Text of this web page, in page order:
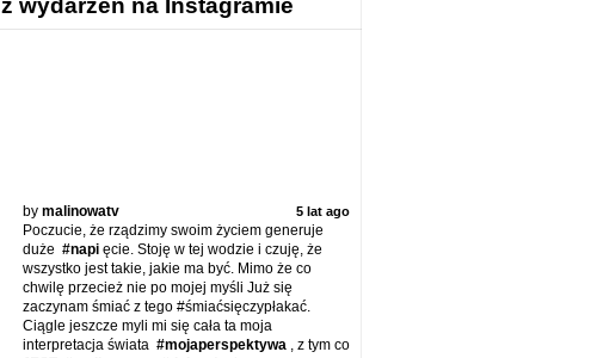
z wydarzeń na Instagramie
by malinowatv 5 lat ago
Poczucie, że rządzimy swoim życiem generuje
duże #napi ęcie. Stoję w tej wodzie i czuję, że
wszystko jest takie, jakie ma być. Mimo że co
chwilę przecież nie po mojej myśli Już się
zaczynam śmiać z tego #śmiaćsięczypłakać.
Ciągle jeszcze myli mi się cała ta moja
interpretacja świata #mojaperspektywa , z tym co